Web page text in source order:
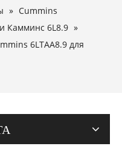
» Cummins
Камминс 6L8.9 »
6LTAA8.9 для